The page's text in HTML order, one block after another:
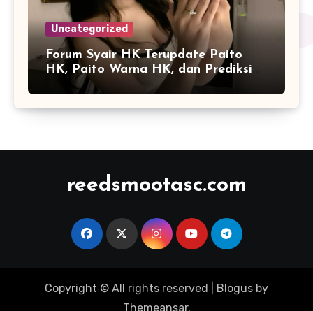
Uncategorized
Forum Syair HK Terupdate Paito
HK, Paito Warna HK, dan Prediksi
Harian
reedsmootasc.com
Copyright © All rights reserved Blogus by
Themeansar.